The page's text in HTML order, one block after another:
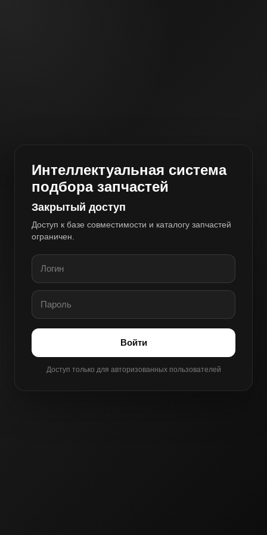
Интеллектуальная система
подбора запчастей
Закрытый доступ
Доступ к базе совместимости и каталогу запчастей
ограничен.
Войти
Доступ только для авторизованных пользователей